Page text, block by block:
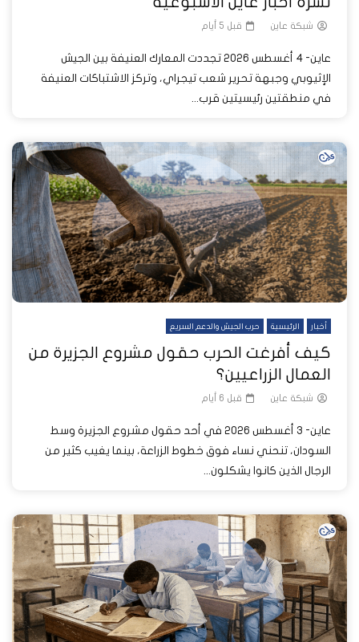
شبكة عاين قبل 5 أيام
عاين- 4 أغسطس 2026 تجددت المعارك العنيفة بين الجيش
الإثيوبي وجبهة تحرير شعب تيجراي، وتركز الاشتباكات العنيفة
في منطقتين رئيسيتين قرب...
أخبار الرئيسية حرب الجيش والدعم السريع
كيف أفرغت الحرب حقول مشروع الجزيرة من
العمال الزراعيين؟
شبكة عاين قبل 6 أيام
عاين- 3 أغسطس 2026 في أحد حقول مشروع الجزيرة وسط
السودان، تنحني نساء فوق خطوط الزراعة، بينما يغيب كثير من
الرجال الذين كانوا يشكلون...